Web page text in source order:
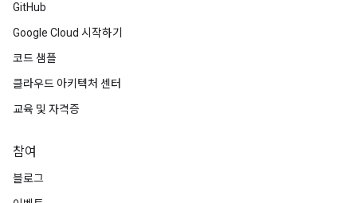
GitHub
Google Cloud 시작하기
코드 샘플
클라우드 아키텍처 센터
교육 및 자격증
참여
블로그